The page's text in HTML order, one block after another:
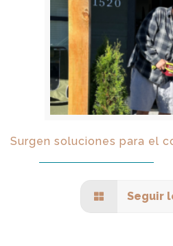
Surgen soluciones para el
Seguir